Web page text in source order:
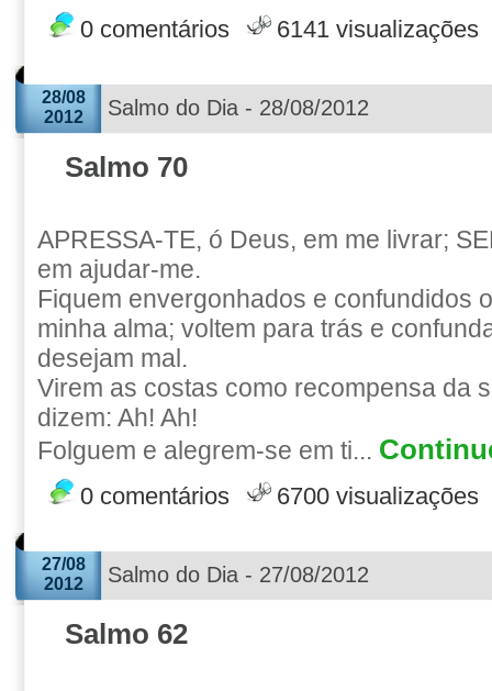
0 comentários 6141 visualizações
28/08
2012
Salmo do Dia - 28/08/2012
Salmo 70
APRESSA-TE, ó Deus, em me livrar;
em ajudar-me.
Fiquem envergonhados e confundidos
minha alma; voltem para trás e
desejam mal.
Virem as costas como recompensa da
dizem: Ah! Ah!
Folguem e alegrem-se em ti...
0 comentários 6700 visualizações
27/08
2012
Salmo do Dia - 27/08/2012
Salmo 62